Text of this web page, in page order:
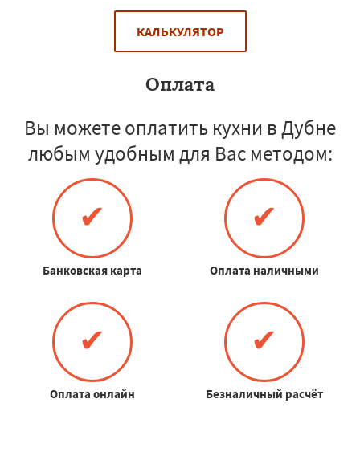
КАЛЬКУЛЯТОР
Оплата
Вы можете оплатить кухни в Дубне
любым удобным для Вас методом:
✔
Банковская карта
✔
Оплата наличными
✔
Оплата онлайн
✔
Безналичный расчёт